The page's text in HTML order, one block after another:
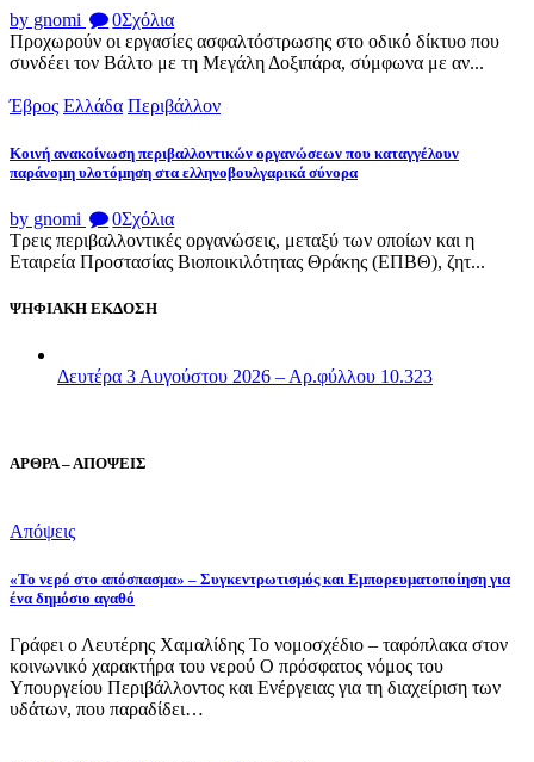
by gnomi 0Σχόλια
Προχωρούν οι εργασίες ασφαλτόστρωσης στο οδικό δίκτυο που
συνδέει τον Βάλτο με τη Μεγάλη Δοξιπάρα, σύμφωνα με αν...
Έβρος Ελλάδα Περιβάλλον
Κοινή ανακοίνωση περιβαλλοντικών οργανώσεων που καταγγέλουν
παράνομη υλοτόμηση στα ελληνοβουλγαρικά σύνορα
by gnomi 0Σχόλια
Τρεις περιβαλλοντικές οργανώσεις, μεταξύ των οποίων και η
Εταιρεία Προστασίας Βιοποικιλότητας Θράκης (ΕΠΒΘ), ζητ...
ΨΗΦΙΑΚΗ ΕΚΔΟΣΗ
Δευτέρα 3 Αυγούστου 2026 – Αρ.φύλλου 10.323
ΑΡΘΡΑ – ΑΠΟΨΕΙΣ
Απόψεις
«Το νερό στο απόσπασμα» – Συγκεντρωτισμός και Εμπορευματοποίηση για
ένα δημόσιο αγαθό
Γράφει ο Λευτέρης Χαμαλίδης Το νομοσχέδιο – ταφόπλακα στον
κοινωνικό χαρακτήρα του νερού Ο πρόσφατος νόμος του
Υπουργείου Περιβάλλοντος και Ενέργειας για τη διαχείριση των
υδάτων, που παραδίδει…